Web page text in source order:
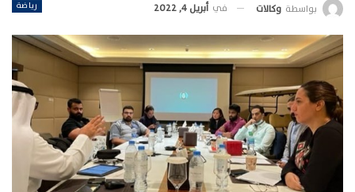
رياضة بواسطة وكالات في أبريل 4, 2022